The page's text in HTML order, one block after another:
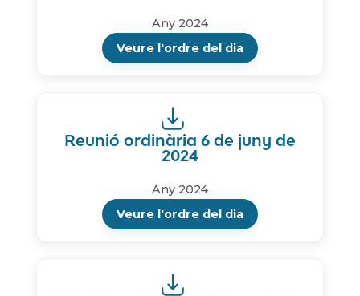
Any 2024
Veure l'ordre del dia
Reunió ordinària 6 de juny de
2024
Any 2024
Veure l'ordre del dia